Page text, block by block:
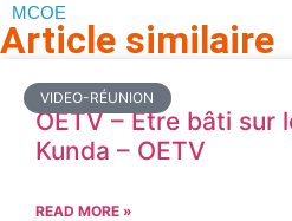
MCOE
Article similaire​
VIDEO-RÉUNION
OETV – Être bâti sur
Kunda – OETV
READ MORE »